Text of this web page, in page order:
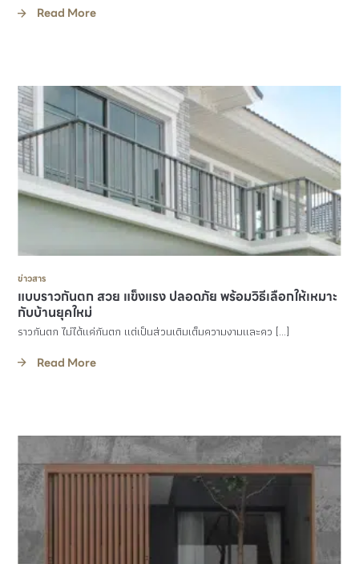
Read More
ข่าวสาร
แบบราวกันตก สวย แข็งแรง ปลอดภัย พร้อมวิธีเลือกให้เหมาะ
กับบ้านยุคใหม่
ราวกันตก ไม่ได้แค่กันตก แต่เป็นส่วนเติมเต็มความงามและคว […]
Read More